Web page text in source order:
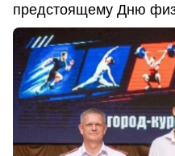
предстоящему Дню